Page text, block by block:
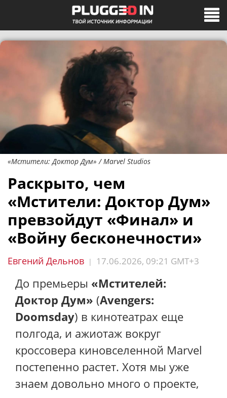
«Мстители: Доктор Дум» / Marvel Studios
Раскрыто, чем
«Мстители: Доктор Дум»
превзойдут «Финал» и
«Войну бесконечности»
Евгений Дельнов | 17.06.2026, 09:21 GMT+3
До премьеры «Мстителей:
Доктор Дум» (Avengers:
Doomsday) в кинотеатрах еще
полгода, и ажиотаж вокруг
кроссовера киновселенной Marvel
постепенно растет. Хотя мы уже
знаем довольно много о проекте,